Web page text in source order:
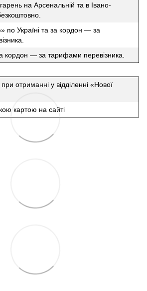
на Арсенальній та в Івано-
Україні та за кордон — за
— за тарифами перевізника.
при отриманні у відділенні «Нової
картою на сайті